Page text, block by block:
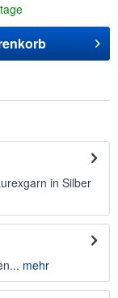
in Silber
mehr